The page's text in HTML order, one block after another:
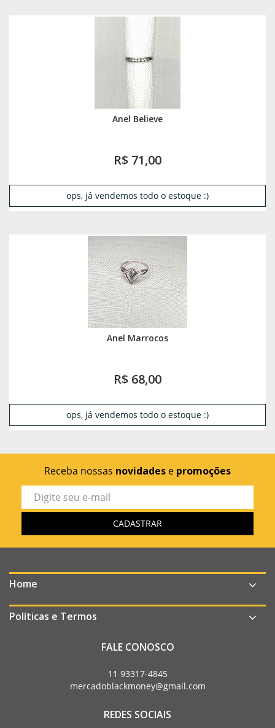
Anel Believe
R$ 71,00
ops, já vendemos todo o estoque :)
Anel Marrocos
R$ 68,00
ops, já vendemos todo o estoque :)
Receba nossas novidades e promoções
Home
Políticas e Termos
FALE CONOSCO
11 93317-4845
mercadoblackmoney@gmail.com
REDES SOCIAIS